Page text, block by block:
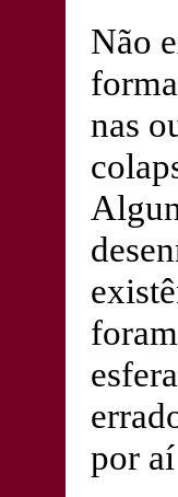
Não
nas
por